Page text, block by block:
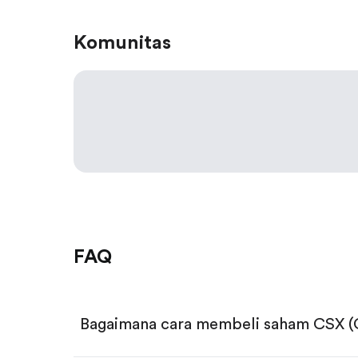
Komunitas
FAQ
Bagaimana cara membeli saham CSX